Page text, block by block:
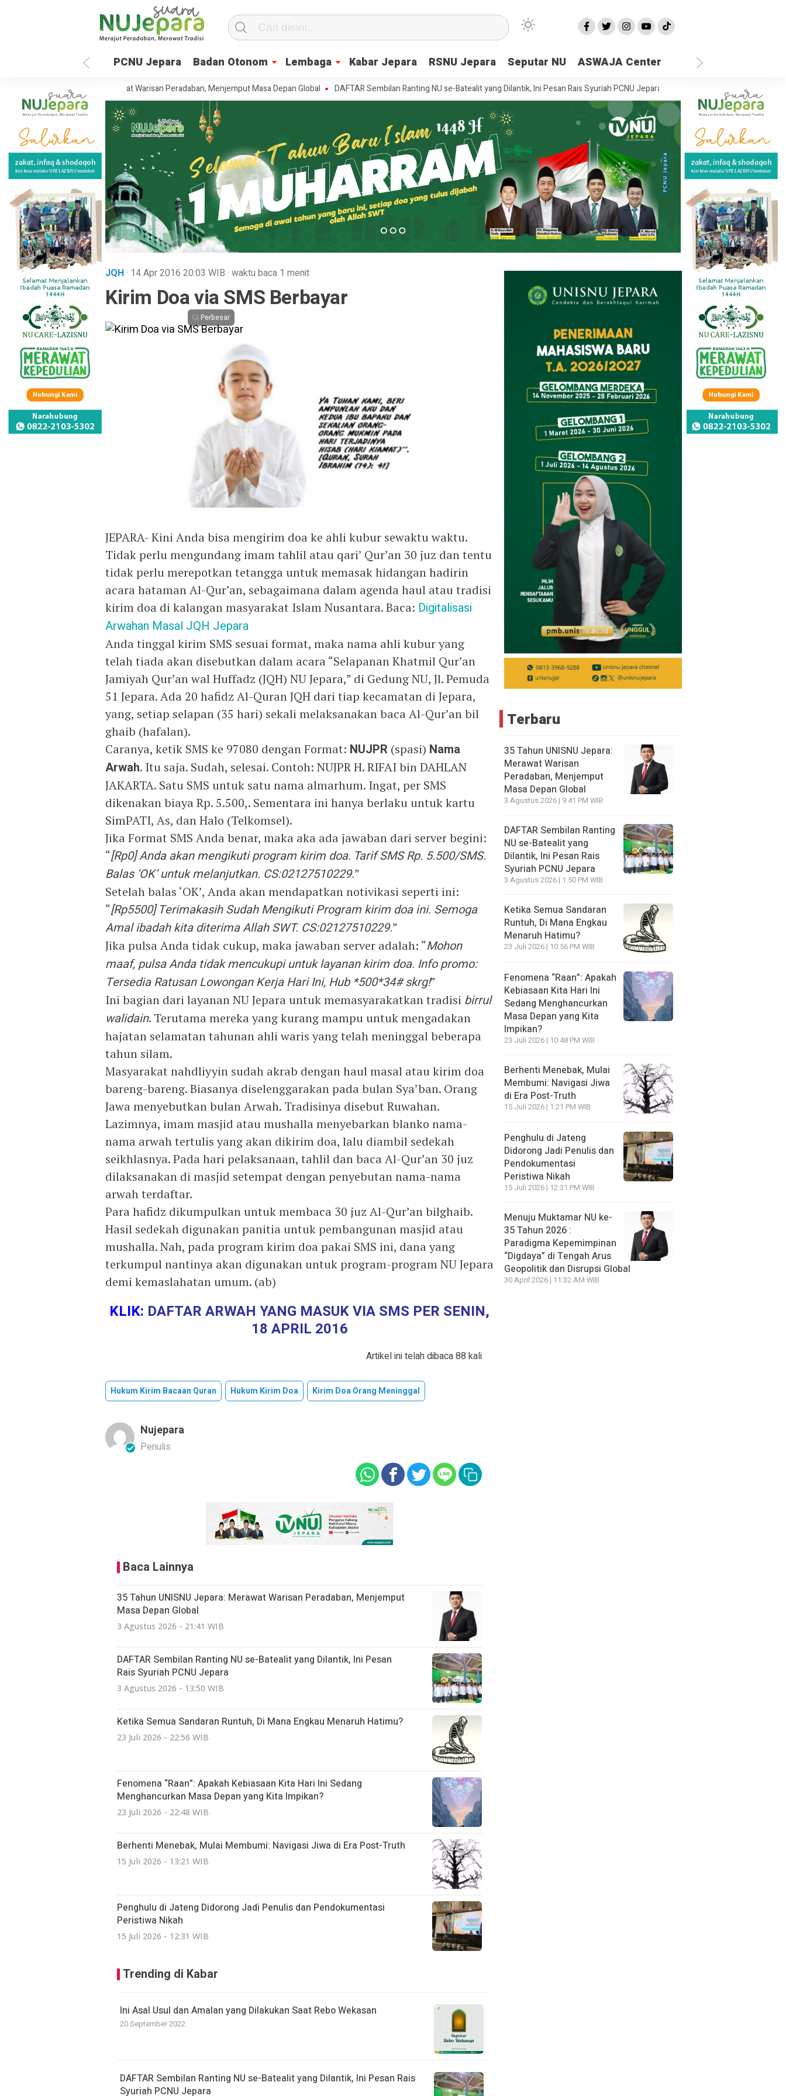
PCNU Jepara Badan Otonom Lembaga Kabar Jepara RSNU Jepara Seputar NU ASWAJA Center
UNISNU Jepara: Merawat Warisan Peradaban, Menjemput Masa Depan Global DAFTAR Sembilan Ranting NU se-Batealit yang Dilantik, Ini Pesan Rais Syuriah PCNU Jepara Ketika Semua Sandaran Runtuh, Di
JQH· 14 Apr 2016 20:03 WIB · waktu baca 1 menit
Kirim Doa via SMS Berbayar
Perbesar
JEPARA- Kini Anda bisa mengirim doa ke ahli kubur sewaktu waktu.
Tidak perlu mengundang imam tahlil atau qari’ Qur’an 30 juz dan tentu
tidak perlu merepotkan tetangga untuk memasak hidangan hadirin
acara hataman Al-Qur’an, sebagaimana dalam agenda haul atau tradisi
kirim doa di kalangan masyarakat Islam Nusantara. Baca: Digitalisasi
Arwahan Masal JQH Jepara
Anda tinggal kirim SMS sesuai format, maka nama ahli kubur yang
telah tiada akan disebutkan dalam acara “Selapanan Khatmil Qur’an
Jamiyah Qur’an wal Huffadz (JQH) NU Jepara,” di Gedung NU, Jl. Pemuda
51 Jepara. Ada 20 hafidz Al-Quran JQH dari tiap kecamatan di Jepara,
yang, setiap selapan (35 hari) sekali melaksanakan baca Al-Qur’an bil
ghaib (hafalan).
Caranya, ketik SMS ke 97080 dengan Format: NUJPR (spasi) Nama
Arwah. Itu saja. Sudah, selesai. Contoh: NUJPR H. RIFAI bin DAHLAN
JAKARTA. Satu SMS untuk satu nama almarhum. Ingat, per SMS
dikenakan biaya Rp. 5.500,. Sementara ini hanya berlaku untuk kartu
SimPATI, As, dan Halo (Telkomsel).
Jika Format SMS Anda benar, maka aka ada jawaban dari server begini:
“[Rp0] Anda akan mengikuti program kirim doa. Tarif SMS Rp. 5.500/SMS.
Balas ‘OK’ untuk melanjutkan. CS:02127510229.”
Setelah balas ‘OK’, Anda akan mendapatkan notivikasi seperti ini:
“[Rp5500] Terimakasih Sudah Mengikuti Program kirim doa ini. Semoga
Amal ibadah kita diterima Allah SWT. CS:02127510229.”
Jika pulsa Anda tidak cukup, maka jawaban server adalah: “Mohon
maaf, pulsa Anda tidak mencukupi untuk layanan kirim doa. Info promo:
Tersedia Ratusan Lowongan Kerja Hari Ini, Hub *500*34# skrg!”
Ini bagian dari layanan NU Jepara untuk memasyarakatkan tradisi birrul
walidain. Terutama mereka yang kurang mampu untuk mengadakan
hajatan selamatan tahunan ahli waris yang telah meninggal beberapa
tahun silam.
Masyarakat nahdliyyin sudah akrab dengan haul masal atau kirim doa
bareng-bareng. Biasanya diselenggarakan pada bulan Sya’ban. Orang
Jawa menyebutkan bulan Arwah. Tradisinya disebut Ruwahan.
Lazimnya, imam masjid atau mushalla menyebarkan blanko nama-
nama arwah tertulis yang akan dikirim doa, lalu diambil sedekah
seikhlasnya. Pada hari pelaksanaan, tahlil dan baca Al-Qur’an 30 juz
dilaksanakan di masjid setempat dengan penyebutan nama-nama
arwah terdaftar.
Para hafidz dikumpulkan untuk membaca 30 juz Al-Qur’an bilghaib.
Hasil sedekah digunakan panitia untuk pembangunan masjid atau
mushalla. Nah, pada program kirim doa pakai SMS ini, dana yang
terkumpul nantinya akan digunakan untuk program-program NU Jepara
demi kemaslahatan umum. (ab)
KLIK: DAFTAR ARWAH YANG MASUK VIA SMS PER SENIN,
18 APRIL 2016
Artikel ini telah dibaca 88 kali
Hukum Kirim Bacaan Quran Hukum Kirim Doa Kirim Doa Orang Meninggal
Nujepara
Penulis
Baca Lainnya
35 Tahun UNISNU Jepara: Merawat Warisan Peradaban, Menjemput
Masa Depan Global
3 Agustus 2026 - 21:41 WIB
DAFTAR Sembilan Ranting NU se-Batealit yang Dilantik, Ini Pesan
Rais Syuriah PCNU Jepara
3 Agustus 2026 - 13:50 WIB
Ketika Semua Sandaran Runtuh, Di Mana Engkau Menaruh Hatimu?
23 Juli 2026 - 22:56 WIB
Fenomena “Raan”: Apakah Kebiasaan Kita Hari Ini Sedang
Menghancurkan Masa Depan yang Kita Impikan?
23 Juli 2026 - 22:48 WIB
Berhenti Menebak, Mulai Membumi: Navigasi Jiwa di Era Post-Truth
15 Juli 2026 - 13:21 WIB
Penghulu di Jateng Didorong Jadi Penulis dan Pendokumentasi
Peristiwa Nikah
15 Juli 2026 - 12:31 WIB
Trending di Kabar
Ini Asal Usul dan Amalan yang Dilakukan Saat Rebo Wekasan
20 September 2022
DAFTAR Sembilan Ranting NU se-Batealit yang Dilantik, Ini Pesan Rais
Syuriah PCNU Jepara
Terbaru
35 Tahun UNISNU Jepara:
Merawat Warisan
Peradaban, Menjemput
Masa Depan Global
3 Agustus 2026 | 9:41 PM WIB
DAFTAR Sembilan Ranting
NU se-Batealit yang
Dilantik, Ini Pesan Rais
Syuriah PCNU Jepara
3 Agustus 2026 | 1:50 PM WIB
Ketika Semua Sandaran
Runtuh, Di Mana Engkau
Menaruh Hatimu?
23 Juli 2026 | 10:56 PM WIB
Fenomena “Raan”: Apakah
Kebiasaan Kita Hari Ini
Sedang Menghancurkan
Masa Depan yang Kita
Impikan?
23 Juli 2026 | 10:48 PM WIB
Berhenti Menebak, Mulai
Membumi: Navigasi Jiwa
di Era Post-Truth
15 Juli 2026 | 1:21 PM WIB
Penghulu di Jateng
Didorong Jadi Penulis dan
Pendokumentasi
Peristiwa Nikah
15 Juli 2026 | 12:31 PM WIB
Menuju Muktamar NU ke-
35 Tahun 2026 :
Paradigma Kepemimpinan
“Digdaya” di Tengah Arus
Geopolitik dan Disrupsi Global
30 April 2026 | 11:32 AM WIB